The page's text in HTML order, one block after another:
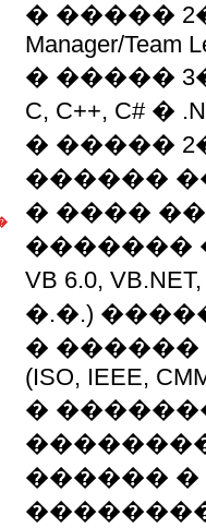
� �����
Manager/Team
� �����
C, C++, C# �
� �����
������
� ����
�������
VB 6.0,
�.�.)
�
(ISO, IEEE,
�
������